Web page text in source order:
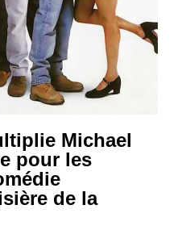
Michael
pour les
de la